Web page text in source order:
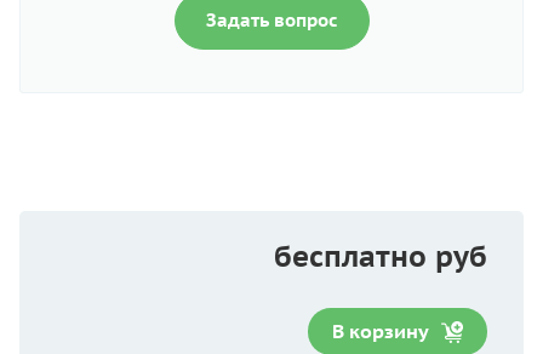
Задать вопрос
бесплатно руб
В корзину